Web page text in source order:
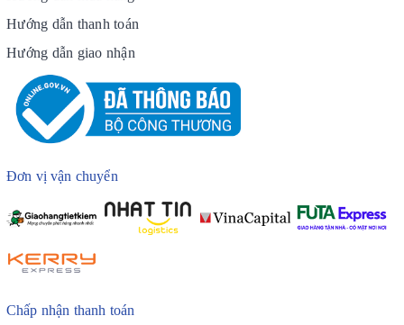
Hướng dẫn thanh toán
Hướng dẫn giao nhận
Đơn vị vận chuyển
Chấp nhận thanh toán